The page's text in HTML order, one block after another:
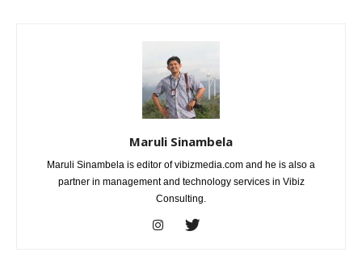
Maruli Sinambela
Maruli Sinambela is editor of vibizmedia.com and he is also a
partner in management and technology services in Vibiz
Consulting.